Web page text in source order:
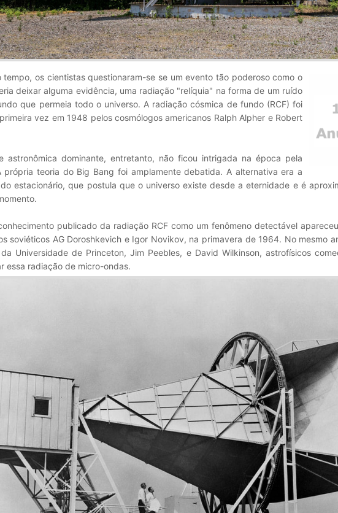
tempo, os cientistas questionaram-se se um evento tão poderoso como o
deixar alguma evidência, uma radiação "relíquia" na forma de um ruído
que permeia todo o universo. A radiação cósmica de fundo (RCF) foi
vez em 1948 pelos cosmólogos americanos Ralph Alpher e Robert
astronômica dominante, entretanto, não ficou intrigada na época pela
própria teoria do Big Bang foi amplamente debatida. A alternativa era a
estacionário, que postula que o universo existe desde a eternidade e é
publicado da radiação RCF como um fenômeno detectável
soviéticos AG Doroshkevich e Igor Novikov, na primavera de 1964. No mesmo
Universidade de Princeton, Jim Peebles, e David Wilkinson, astrofísicos
essa radiação de micro-ondas.